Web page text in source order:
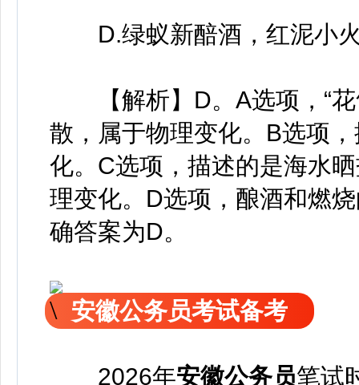
D.绿蚁新醅酒，红泥小
【解析】D。A选项，“花
散，属于物理变化。B选项
化。C选项，描述的是海水
理变化。D选项，酿酒和燃
确答案为D。
安徽公务员考试备考
2026年安徽公务员笔试